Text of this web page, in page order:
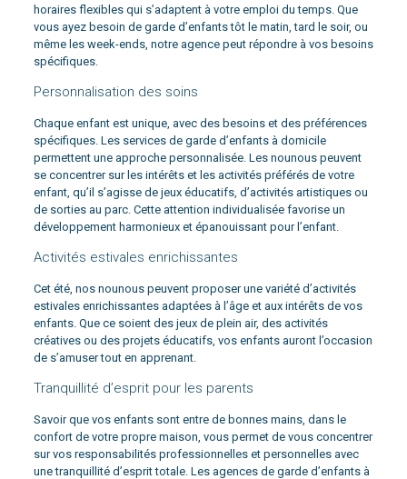
horaires flexibles qui s’adaptent à votre emploi du temps. Que
vous ayez besoin de garde d’enfants tôt le matin, tard le soir, ou
même les week-ends, notre agence peut répondre à vos besoins
spécifiques.
Personnalisation des soins
Chaque enfant est unique, avec des besoins et des préférences
spécifiques. Les services de garde d’enfants à domicile
permettent une approche personnalisée. Les nounous peuvent
se concentrer sur les intérêts et les activités préférés de votre
enfant, qu’il s’agisse de jeux éducatifs, d’activités artistiques ou
de sorties au parc. Cette attention individualisée favorise un
développement harmonieux et épanouissant pour l’enfant.
Activités estivales enrichissantes
Cet été, nos nounous peuvent proposer une variété d’activités
estivales enrichissantes adaptées à l’âge et aux intérêts de vos
enfants. Que ce soient des jeux de plein air, des activités
créatives ou des projets éducatifs, vos enfants auront l’occasion
de s’amuser tout en apprenant.
Tranquillité d’esprit pour les parents
Savoir que vos enfants sont entre de bonnes mains, dans le
confort de votre propre maison, vous permet de vous concentrer
sur vos responsabilités professionnelles et personnelles avec
une tranquillité d’esprit totale. Les agences de garde d’enfants à